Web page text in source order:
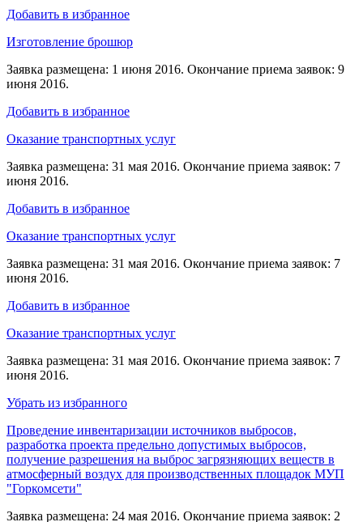
Добавить в избранное
Изготовление брошюр
Заявка размещена: 1 июня 2016. Окончание приема заявок: 9
июня 2016.
Добавить в избранное
Оказание транспортных услуг
Заявка размещена: 31 мая 2016. Окончание приема заявок: 7
июня 2016.
Добавить в избранное
Оказание транспортных услуг
Заявка размещена: 31 мая 2016. Окончание приема заявок: 7
июня 2016.
Добавить в избранное
Оказание транспортных услуг
Заявка размещена: 31 мая 2016. Окончание приема заявок: 7
июня 2016.
Убрать из избранного
Проведение инвентаризации источников выбросов,
разработка проекта предельно допустимых выбросов,
получение разрешения на выброс загрязняющих веществ в
атмосферный воздух для производственных площадок МУП
"Горкомсети"
Заявка размещена: 24 мая 2016. Окончание приема заявок: 2